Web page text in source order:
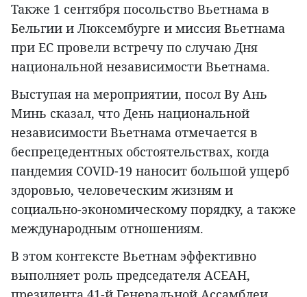
Также 1 сентября посольство Вьетнама в
Бельгии и Люксембурге и миссия Вьетнама
при ЕС провели встречу по случаю Дня
национальной независимости Вьетнама.
Выступая на мероприятии, посол Ву Ань
Минь сказал, что День национальной
независимости Вьетнама отмечается в
беспрецедентных обстоятельствах, когда
пандемия COVID-19 наносит большой ущерб
здоровью, человеческим жизням и
социально-экономическому порядку, а также
международным отношениям.
В этом контексте Вьетнам эффективно
выполняет роль председателя АСЕАН,